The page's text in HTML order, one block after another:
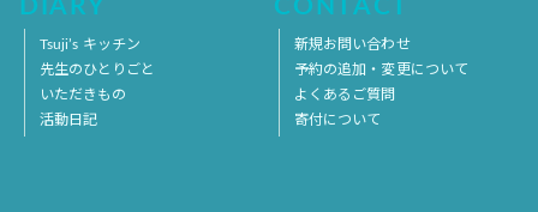
DIARY
Tsuji’s キッチン
先生のひとりごと
いただきもの
活動日記
CONTACT
新規お問い合わせ
予約の追加・変更について
よくあるご質問
寄付について